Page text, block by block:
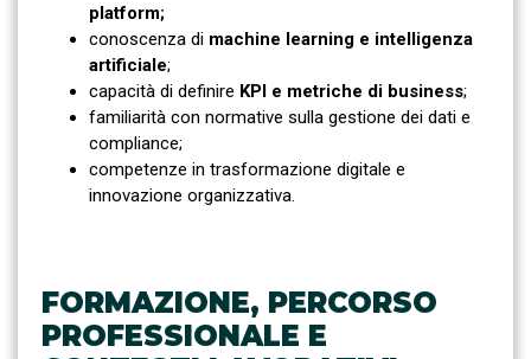
platform;
conoscenza di machine learning e intelligenza
artificiale;
capacità di definire KPI e metriche di business;
familiarità con normative sulla gestione dei dati e
compliance;
competenze in trasformazione digitale e
innovazione organizzativa.
FORMAZIONE, PERCORSO
PROFESSIONALE E